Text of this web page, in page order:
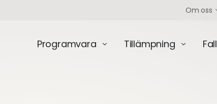
Om oss
Programvara Tillämpning Fall